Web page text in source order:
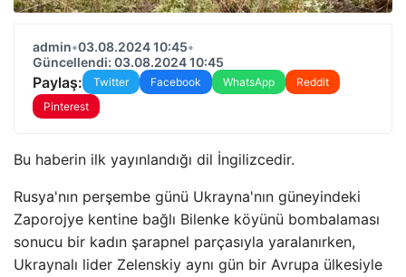
admin•03.08.2024 10:45•
Güncellendi: 03.08.2024 10:45
Paylaş: Twitter Facebook WhatsApp
Reddit
Pinterest
Bu haberin ilk yayınlandığı dil İngilizcedir.
Rusya'nın perşembe günü Ukrayna'nın güneyindeki
Zaporojye kentine bağlı Bilenke köyünü bombalaması
sonucu bir kadın şarapnel parçasıyla yaralanırken,
Ukraynalı lider Zelenskiy aynı gün bir Avrupa ülkesiyle